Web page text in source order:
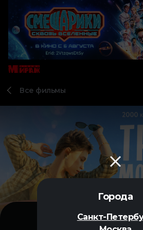
Города
Санкт-
Все фильмы